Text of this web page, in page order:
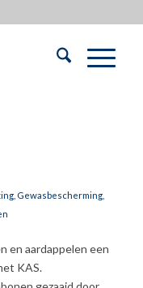
, Gewasbescherming,
en aardappelen een
KAS.